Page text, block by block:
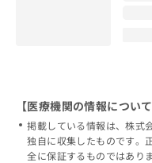
【医療機関の情報について
掲載している情報は、株式
独自に収集したものです。
全に保証するものではありま